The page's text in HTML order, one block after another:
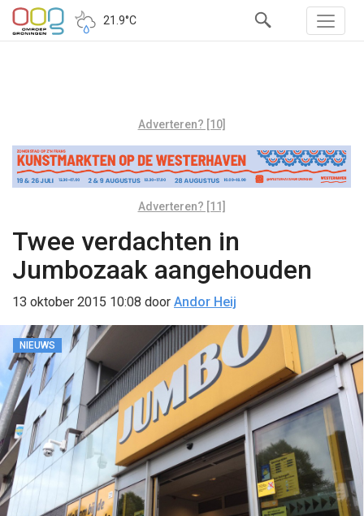
21.9°C
Adverteren? [10]
Adverteren? [11]
Twee verdachten in
Jumbozaak aangehouden
13 oktober 2015 10:08 door Andor Heij
NIEUWS